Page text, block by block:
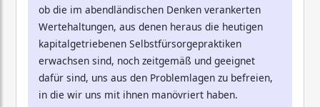
ob die im abendländischen Denken verankerten
Wertehaltungen, aus denen heraus die heutigen
kapitalgetriebenen Selbstfürsorgepraktiken
erwachsen sind, noch zeitgemäß und geeignet
dafür sind, uns aus den Problemlagen zu befreien,
in die wir uns mit ihnen manövriert haben.